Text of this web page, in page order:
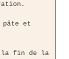
pâte et
la fin de la